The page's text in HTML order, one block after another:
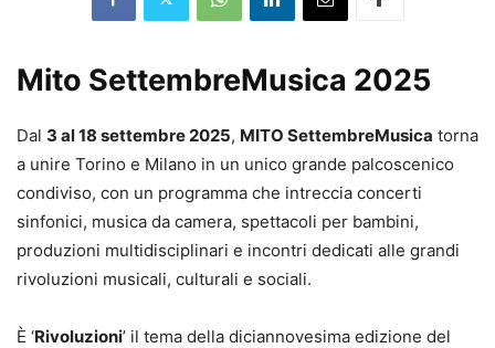
Mito SettembreMusica 2025
Dal 3 al 18 settembre 2025, MITO SettembreMusica torna
a unire Torino e Milano in un unico grande palcoscenico
condiviso, con un programma che intreccia concerti
sinfonici, musica da camera, spettacoli per bambini,
produzioni multidisciplinari e incontri dedicati alle grandi
rivoluzioni musicali, culturali e sociali.
È ‘Rivoluzioni’ il tema della diciannovesima edizione del